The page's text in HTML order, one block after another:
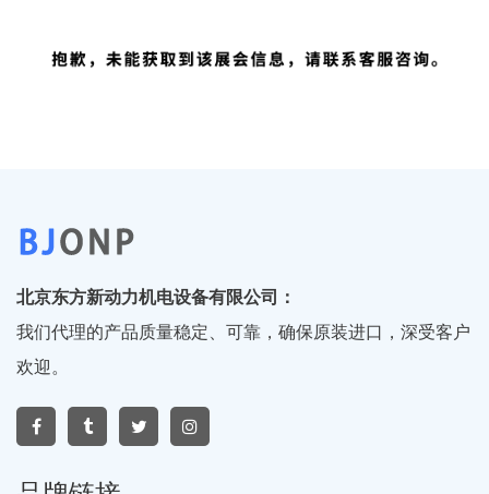
北京东方新动力机电设备有限公司：
我们代理的产品质量稳定、可靠，确保原装进口，深受客户
欢迎。